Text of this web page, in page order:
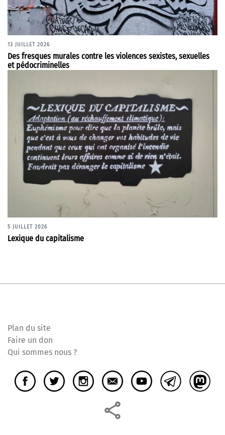
13 JUILLET 2026
Des fresques murales contre les violences sexistes, sexuelles
et pédocriminelles
5 JUILLET 2026
Lexique du capitalisme
Plan du site
Faire un don
Qui sommes nous ?